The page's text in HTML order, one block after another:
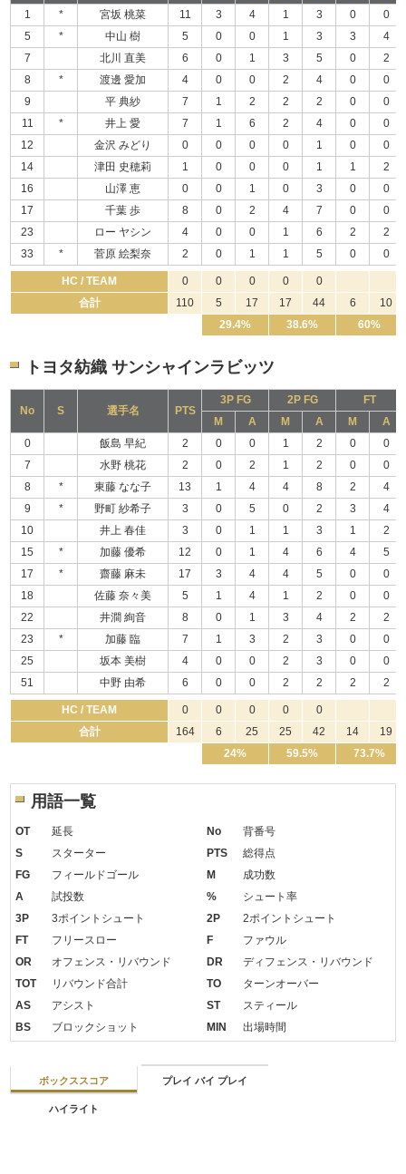
1
* 宮坂 桃菜 11 3 4 1 3 0
0
5
* 中山 樹 5 0 0 1 3 3
4
7
北川 直美 6 0 1 3 5 0
2
8
* 渡邊 愛加 4 0 0 2 4 0
0
9
平 典紗 7 1 2 2 2 0
0
11
* 井上 愛 7 1 6 2 4 0
0
12
金沢 みどり 0 0 0 0 1 0
0
14
津田 史穂莉 1 0 0 0 1 1
2
16
山澤 恵 0 0 1 0 3 0
0
17
千葉 歩 8 0 2 4 7 0
0
23
ロー ヤシン 4 0 0 1 6 2
2
33
* 菅原 絵梨奈 2 0 1 1 5 0 0
HC / TEAM 0 0 0 0
0
合計
110 5 17 17 44 6
10
29.4%
38.6% 60%
トヨタ紡織 サンシャインラビッツ
No S 選手名 PTS
3P FG 2P FG
FT
M
A M A M
A
0
飯島 早紀 2 0 0 1 2 0
0
7
水野 桃花 2 0 2 1 2 0
0
8
* 東藤 なな子 13 1 4 4 8 2
4
9
* 野町 紗希子 3 0 5 0 2 3
4
10
井上 春佳 3 0 1 1 3 1
2
15
* 加藤 優希 12 0 1 4 6 4
5
17
* 齋藤 麻未 17 3 4 4 5 0
0
18
佐藤 奈々美 5 1 4 1 2 0
0
22
井澗 絢音 8 0 1 3 4 2
2
23
* 加藤 臨 7 1 3 2 3 0
0
25
坂本 美樹 4 0 0 2 3 0
0
51
中野 由希 6 0 0 2 2 2 2
HC / TEAM 0 0 0 0
0
合計
164 6 25 25 42 14
19
24%
59.5% 73.7%
用語一覧
OT 延長 No
背番号
S
スターター PTS
総得点
FG
フィールドゴール M
成功数
A
試投数 %
シュート率
3P
3ポイントシュート 2P
2ポイントシュート
FT
フリースロー F
ファウル
OR
オフェンス・リバウンド DR
ディフェンス・リバウンド
TOT
リバウンド合計 TO
ターンオーバー
AS
アシスト ST
スティール
BS
ブロックショット MIN 出場時間
ボックススコア プレイ バイ プレイ
ハイライト